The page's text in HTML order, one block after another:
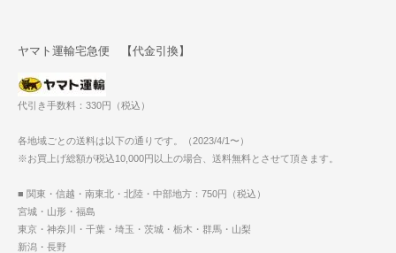
ヤマト運輸宅急便 【代金引換】
代引き手数料：330円（税込）
各地域ごとの送料は以下の通りです。（2023/4/1〜）
※お買上げ総額が税込10,000円以上の場合、送料無料とさせて頂きます。
■ 関東・信越・南東北・北陸・中部地方：750円（税込）
宮城・山形・福島
東京・神奈川・千葉・埼玉・茨城・栃木・群馬・山梨
新潟・長野